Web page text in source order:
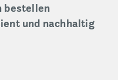
bestellen
und nachhaltig